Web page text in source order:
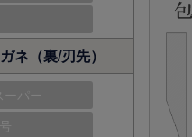
ネ（裏/刃先）
ーパー